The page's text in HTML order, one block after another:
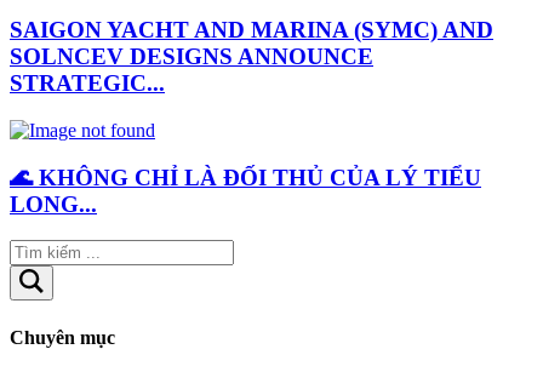
SAIGON YACHT AND MARINA (SYMC) AND
SOLNCEV DESIGNS ANNOUNCE
STRATEGIC...
🌊 KHÔNG CHỈ LÀ ĐỐI THỦ CỦA LÝ TIỂU
LONG...
Chuyên mục